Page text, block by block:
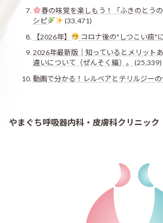
春の味覚を楽しもう！「ふきのとう
シピ
(33,471)
【2026年】
コロナ後の"しつこい痰"
2026年最新版｜知っているとメリット
違いについて（ぜんそく編）。
(25,339)
動画で分かる！レルベアとテリルジー
やまぐち呼吸器内科・皮膚科クリニック